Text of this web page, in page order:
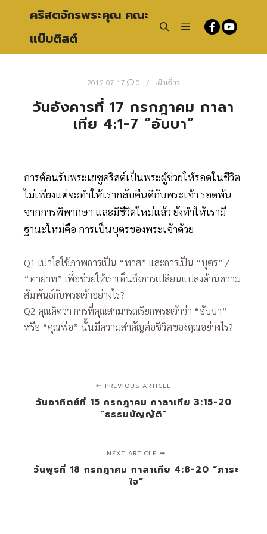
คริสตจักรพระคุณ คณะ
แบ๊บติสต์
2012-07-17 0 เฝ้าเดี่ยว
วันอังคารที่ 17 กรกฎาคม กาลา
เทีย 4:1-7 “อับบา”
การต้อนรับพระเยซูคริสต์เป็นพระผู้ช่วยให้รอดในชีวิต
ไม่เพียงแต่จะทำให้เรากลับคืนดีกับพระเจ้า รอดพ้น
จากการพิพากษา และมีชีวิตใหม่แล้ว ยังทำให้เรามี
ฐานะใหม่คือ การเป็นบุตรของพระเจ้าด้วย
Q1 เปาโลใช้ภาพการเป็น “ทาส” และการเป็น “บุตร” /
“ทายาท” เพื่อช่วยให้เราเห็นถึงการเปลี่ยนแปลงด้านความ
สัมพันธ์กับพระเจ้าอย่างไร?
Q2 คุณคิดว่า การที่คุณสามารถเรียกพระเจ้าว่า “อับบา”
หรือ “คุณพ่อ” นั้นมีความสำคัญต่อชีวิตของคุณอย่างไร?
PREVIOUS ARTICLE
วันอาทิตย์ที่ 15 กรกฎาคม กาลาเทีย 3:15-20
“ธรรมบัญญัติ”
NEXT ARTICLE
วันพุธที่ 18 กรกฎาคม กาลาเทีย 4:8-20 “ภาระ
ใจ”